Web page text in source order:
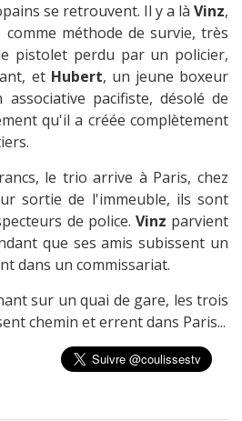
se retrouvent. Il y a là Vinz,
méthode de survie, très
pistolet perdu par un policier,
et Hubert, un jeune boxeur
pacifiste, désolé de
qu'il a créée complètement
le trio arrive à Paris, chez
sortie de l'immeuble, ils sont
de police. Vinz parvient
que ses amis subissent un
dans un commissariat.
sur un quai de gare, les trois
chemin et errent dans Paris...